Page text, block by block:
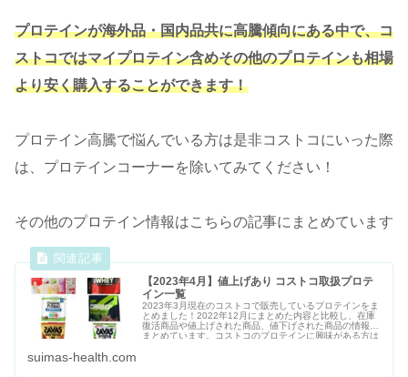
プロテインが海外品・国内品共に高騰傾向にある中で、コ
ストコではマイプロテイン含めその他のプロテインも相場
より安く購入することができます！
プロテイン高騰で悩んでいる方は是非コストコにいった際
は、プロテインコーナーを除いてみてください！
その他のプロテイン情報はこちらの記事にまとめています
【2023年4月】値上げあり コストコ取扱プロテ
イン一覧
2023年3月現在のコストコで販売しているプロテインをま
とめました！2022年12月にまとめた内容と比較し、在庫
復活商品や値上げされた商品、値下げされた商品の情報も
まとめています。コストコのプロテインに興味がある方は
suimas-health.com